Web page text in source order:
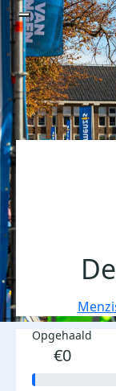
Opgehaald
€0